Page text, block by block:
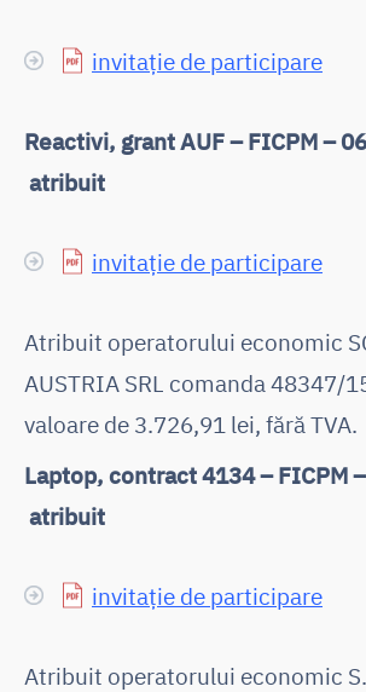
invitație de participare
Reactivi, grant AUF – FICPM –
atribuit
invitație de participare
Atribuit operatorului economic
AUSTRIA SRL comanda 48347/
valoare de 3.726,91 lei, fără TVA.
Laptop, contract 4134 – FICPM
atribuit
invitație de participare
Atribuit operatorului economic